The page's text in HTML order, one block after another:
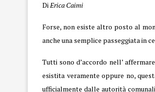
DiErica Caimi
Forse, non esiste altro posto al
anche una semplice passeggiata in
Tutti sono d’accordo nell’
esistita veramente oppure no,
ufficialmente dalle autorità